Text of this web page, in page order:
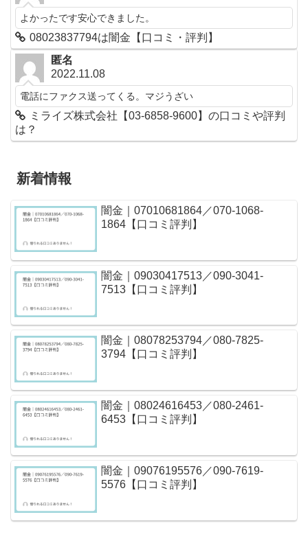
よかったです安心できました。
08023837794は闇金【口コミ・評判】
匿名
2022.11.08
電話にファクス送ってくる。マジうざい
ミライズ株式会社【03-6858-9600】の口コミや評判
は？
新着情報
闇金｜07010681864／070-1068-
1864【口コミ評判】
闇金｜09030417513／090-3041-
7513【口コミ評判】
闇金｜08078253794／080-7825-
3794【口コミ評判】
闇金｜08024616453／080-2461-
6453【口コミ評判】
闇金｜09076195576／090-7619-
5576【口コミ評判】